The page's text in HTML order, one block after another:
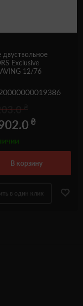
двуствольное
Exclusive
12/76
₴
в корзину
в один клик